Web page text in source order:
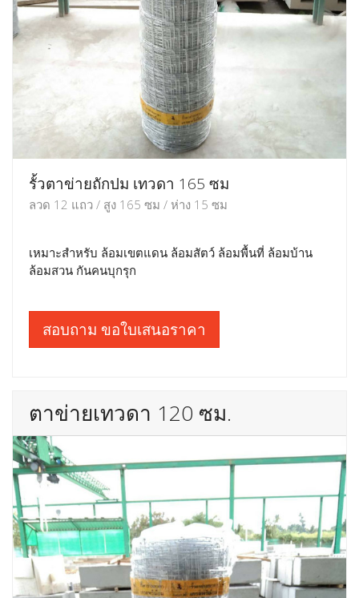
รั้วตาข่ายถักปม เทวดา 165 ซม
ลวด 12 แถว / สูง 165 ซม / ห่าง 15 ซม
เหมาะสำหรับ ล้อมเขตแดน ล้อมสัตว์ ล้อมพื้นที่ ล้อมบ้าน
ล้อมสวน กันคนบุกรุก
สอบถาม ขอใบเสนอราคา
ตาข่ายเทวดา 120 ซม.